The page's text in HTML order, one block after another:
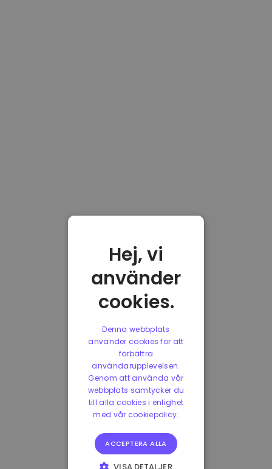
Hej, vi
använder
cookies.
Denna webbplats
använder cookies för att
förbättra
användarupplevelsen.
Genom att använda vår
webbplats samtycker du
till alla cookies i enlighet
med vår cookiepolicy.
ACCEPTERA ALLA